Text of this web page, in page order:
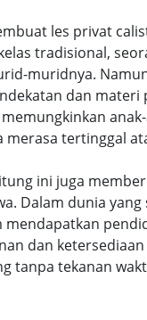
les privat
tradisional,
muridnya.
dan
merasa tertinggal
ini juga
Dalam dunia
dan
tanpa tekanan